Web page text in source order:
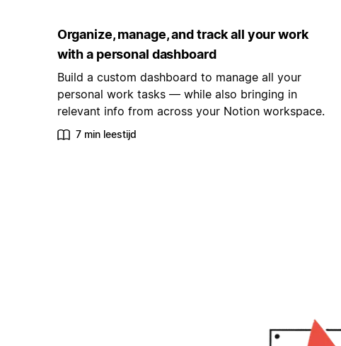
Organize, manage, and track all your work
with a personal dashboard
Build a custom dashboard to manage all your
personal work tasks — while also bringing in
relevant info from across your Notion workspace.
7 min leestijd